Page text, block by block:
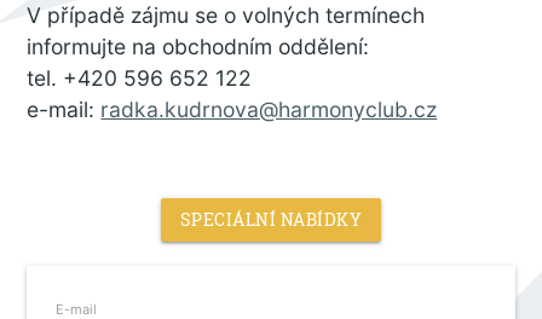
V případě zájmu se o volných termínech
informujte na obchodním oddělení:
tel. +420 596 652 122
e-mail: radka.kudrnova@harmonyclub.cz
SPECIÁLNÍ NABÍDKY
E-mail